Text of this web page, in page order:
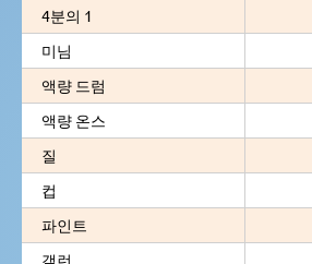
4분의 1
미님
액량 드럼
액량 온스
질
컵
파인트
갤런